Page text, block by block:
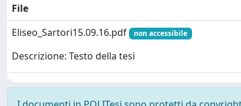
File
Eliseo_Sartori15.09.16.pdf
non accessibile
Descrizione: Testo della tesi